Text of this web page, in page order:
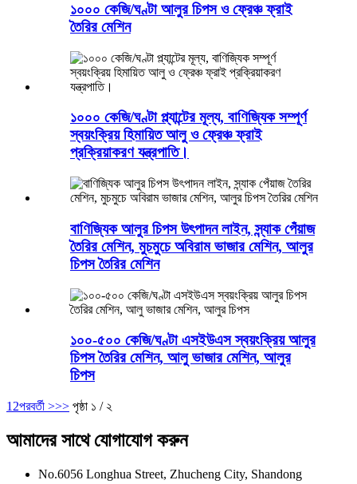
১০০০ কেজি/ঘণ্টা আলুর চিপস ও ফ্রেঞ্চ ফ্রাই
তৈরির মেশিন
১০০০ কেজি/ঘণ্টা প্ল্যান্টের মূল্য, বাণিজ্যিক সম্পূর্ণ
স্বয়ংক্রিয় হিমায়িত আলু ও ফ্রেঞ্চ ফ্রাই
প্রক্রিয়াকরণ যন্ত্রপাতি।
বাণিজ্যিক আলুর চিপস উৎপাদন লাইন, স্ন্যাক পেঁয়াজ
তৈরির মেশিন, মুচমুচে অবিরাম ভাজার মেশিন, আলুর
চিপস তৈরির মেশিন
১০০-৫০০ কেজি/ঘণ্টা এসইউএস স্বয়ংক্রিয় আলুর
চিপস তৈরির মেশিন, আলু ভাজার মেশিন, আলুর
চিপস
1 2পরবর্তী >>> পৃষ্ঠা ১ / ২
আমাদের সাথে যোগাযোগ করুন
No.6056 Longhua Street, Zhucheng City, Shandong